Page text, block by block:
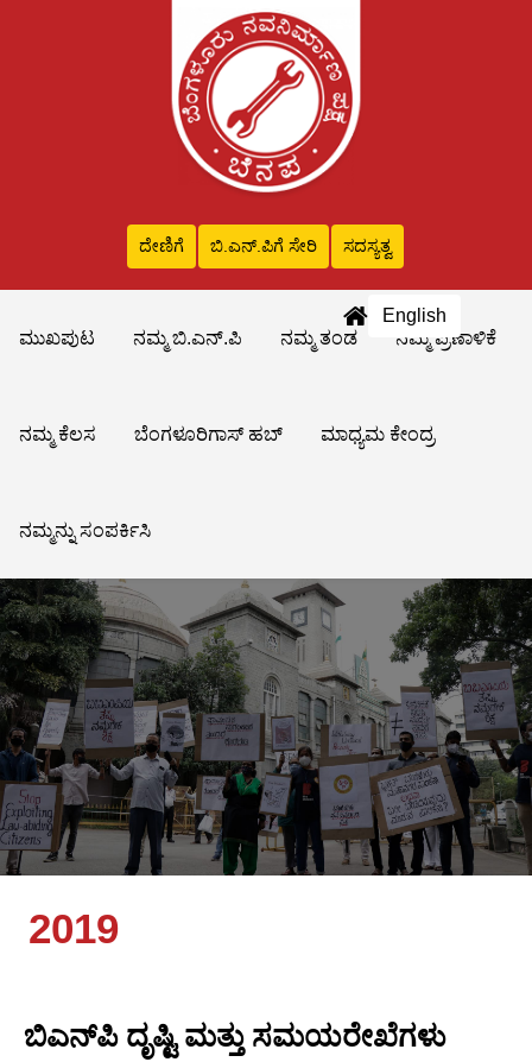
ದೇಣಿಗೆ ಬಿ.ಎನ್‌.ಪಿಗೆ ಸೇರಿ ಸದಸ್ಯತ್ವ
English
ಮುಖಪುಟ
ನಮ್ಮ ಬಿ.ಎನ್.ಪಿ ನಮ್ಮ ತಂಡ ನಮ್ಮ ಪ್ರಣಾಳಿಕೆ
ನಮ್ಮ ಕೆಲಸ ಬೆಂಗಳೂರಿಗಾಸ್ ಹಬ್ ಮಾಧ್ಯಮ ಕೇಂದ್ರ
ನಮ್ಮನ್ನು ಸಂಪರ್ಕಿಸಿ
2019
ಬಿಎನ್‌ಪಿ ದೃಷ್ಟಿ ಮತ್ತು ಸಮಯರೇಖೆಗಳು